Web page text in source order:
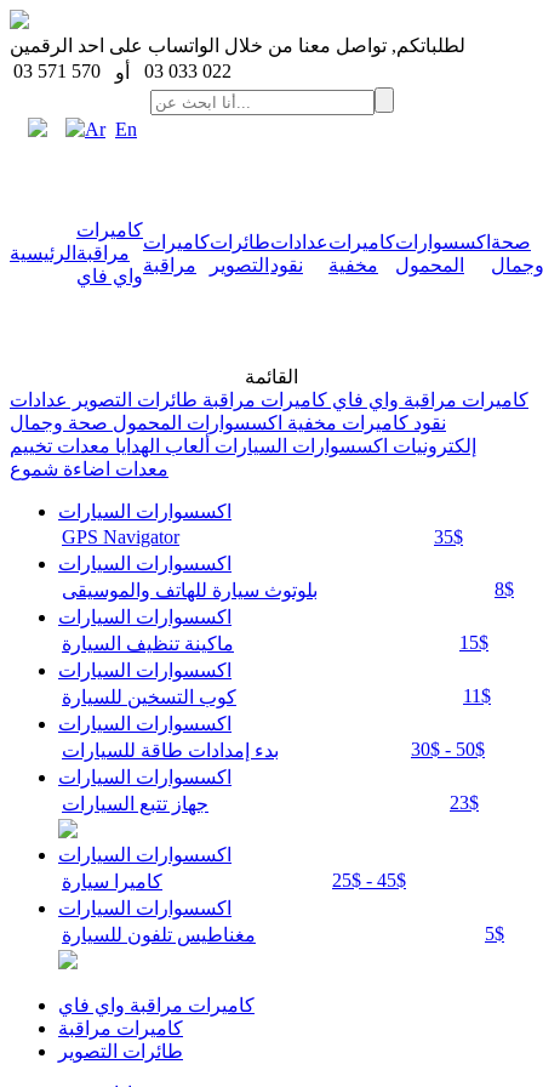
لطلباتكم, تواصل معنا من خلال الواتساب على احد الرقمين
03 571 570
أو 03 033 022
Ar En
الرئيسية
كاميرات
مراقبة
واي فاي
كاميرات
مراقبة
طائرات
التصوير
عدادات
نقود
كاميرات
مخفية
اكسسوارات
المحمول
صحة
وجمال
القائمة
كاميرات مراقبة واي فاي كاميرات مراقبة طائرات التصوير
عدادات
نقود كاميرات مخفية اكسسوارات المحمول صحة وجمال
إلكترونيات اكسسوارات السيارات ألعاب الهدايا معدات تخييم
معدات اضاءة شموع
اكسسوارات السيارات
GPS Navigator
35$
اكسسوارات السيارات
بلوتوث سيارة للهاتف والموسيقى
8$
اكسسوارات السيارات
ماكينة تنظيف السيارة
15$
اكسسوارات السيارات
كوب التسخين للسيارة
11$
اكسسوارات السيارات
بدء إمدادات طاقة للسيارات
30$ - 50$
اكسسوارات السيارات
جهاز تتبع السيارات
23$
اكسسوارات السيارات
كاميرا سيارة
25$ - 45$
اكسسوارات السيارات
مغناطيس تلفون للسيارة
5$
كاميرات مراقبة واي فاي
كاميرات مراقبة
طائرات التصوير